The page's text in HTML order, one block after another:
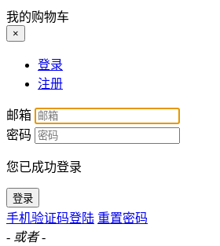
我的购物车
×
登录
注册
邮箱
密码
您已成功登录
登录
手机验证码登陆 重置密码
- 或者 -